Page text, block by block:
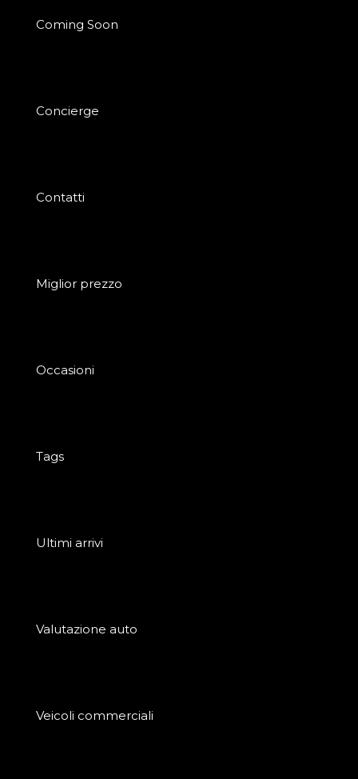
Coming Soon
Concierge
Contatti
Miglior prezzo
Occasioni
Tags
Ultimi arrivi
Valutazione auto
Veicoli commerciali